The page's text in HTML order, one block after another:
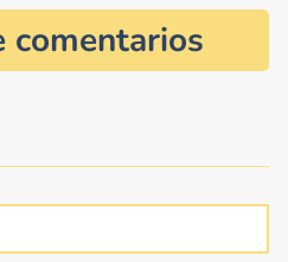
comentarios